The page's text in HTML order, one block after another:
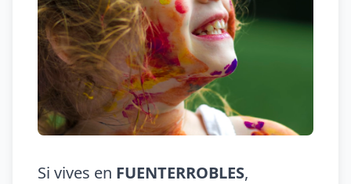
Si vives en FUENTERROBLES,